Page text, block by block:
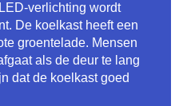
verlichting wordt
De koelkast heeft een
groentelade. Mensen
als de deur te lang
dat de koelkast goed